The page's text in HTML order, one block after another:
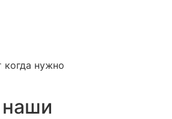
когда нужно
наши